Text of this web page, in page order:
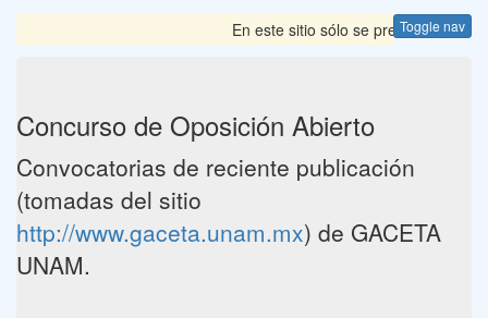
Toggle nav
En este sitio sólo se presentan las
Concurso de Oposición Abierto
Convocatorias de reciente publicación
(tomadas del sitio
http://www.gaceta.unam.mx) de GACETA
UNAM.